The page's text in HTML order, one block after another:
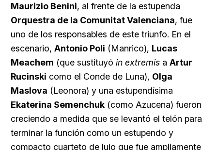
Maurizio Benini, al frente de la estupenda
Orquestra de la Comunitat Valenciana, fue
uno de los responsables de este triunfo. En el
escenario, Antonio Poli (Manrico), Lucas
Meachem (que sustituyó in extremis a Artur
Rucinski como el Conde de Luna), Olga
Maslova (Leonora) y una estupendísima
Ekaterina Semenchuk (como Azucena) fueron
creciendo a medida que se levantó el telón para
terminar la función como un estupendo y
compacto cuarteto de lujo que fue ampliamente